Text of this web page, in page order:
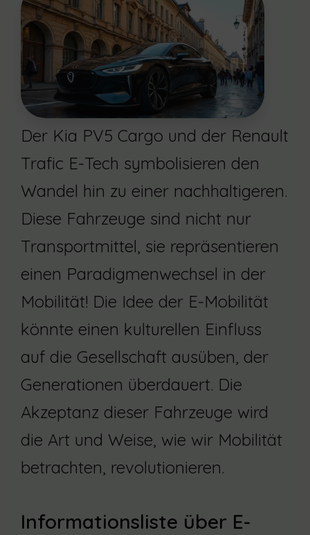
Der Kia PV5 Cargo und der Renault
Trafic E-Tech symbolisieren den
Wandel hin zu einer nachhaltigeren.
Diese Fahrzeuge sind nicht nur
Transportmittel, sie repräsentieren
einen Paradigmenwechsel in der
Mobilität! Die Idee der E-Mobilität
könnte einen kulturellen Einfluss
auf die Gesellschaft ausüben, der
Generationen überdauert. Die
Akzeptanz dieser Fahrzeuge wird
die Art und Weise, wie wir Mobilität
betrachten, revolutionieren.
Informationsliste über E-